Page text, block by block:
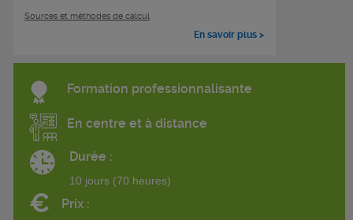
Sources et méthodes de calcul
En savoir plus >
Formation professionnalisante
En centre et à distance
Durée :
10 jours (70 heures)
€ Prix :